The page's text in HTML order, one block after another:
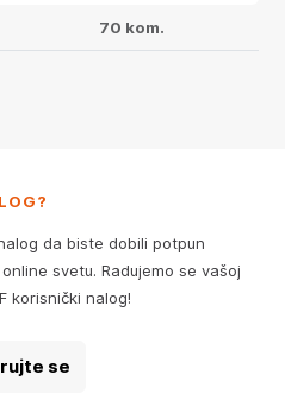
70 kom.
da biste dobili potpun
svetu. Radujemo se vašoj
korisnički nalog!
se